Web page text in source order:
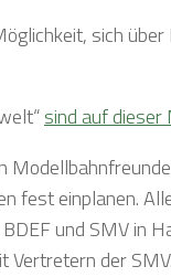
sich
sind auf dieser
fest einplanen.
und SMV in
Vertretern der SMV.